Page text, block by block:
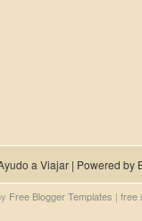
a Viajar | Powered by
Free Blogger Templates | free